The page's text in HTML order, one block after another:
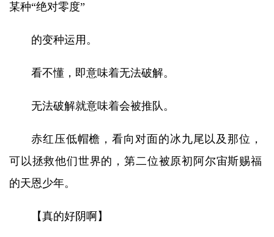
某种“绝对零度”
的变种运用。
看不懂，即意味着无法破解。
无法破解就意味着会被推队。
赤红压低帽檐，看向对面的冰九尾以及那位，
可以拯救他们世界的，第二位被原初阿尔宙斯赐福
的天恩少年。
【真的好阴啊】